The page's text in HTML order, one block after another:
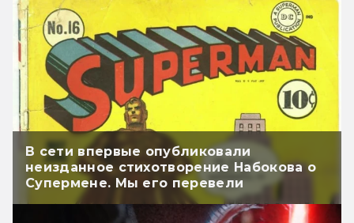
В сети впервые опубликовали
неизданное стихотворение Набокова о
Супермене. Мы его перевели